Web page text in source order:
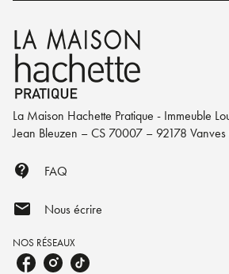
La Maison Hachette Pratique - Immeuble
Jean Bleuzen – CS 70007 – 92178 Vanves
contact_support FAQ
mail Nous écrire
NOS RÉSEAUX